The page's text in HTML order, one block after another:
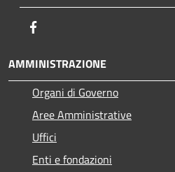
AMMINISTRAZIONE
Organi di Governo
Aree Amministrative
Uffici
Enti e fondazioni